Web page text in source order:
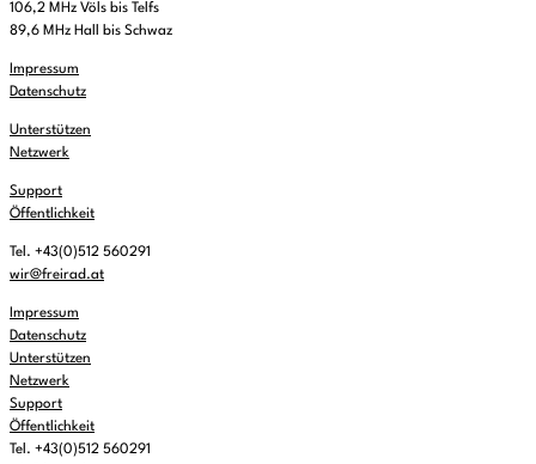
106,2 MHz Völs bis Telfs
89,6 MHz Hall bis Schwaz
Impressum
Datenschutz
Unterstützen
Netzwerk
Support
Öffentlichkeit
Tel. +43(0)512 560291
wir@freirad.at
Impressum
Datenschutz
Unterstützen
Netzwerk
Support
Öffentlichkeit
Tel. +43(0)512 560291